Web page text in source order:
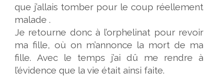
que j’allais tomber pour le coup réellement
malade .
Je retourne donc à l’orphelinat pour revoir
ma fille, où on m’annonce la mort de ma
fille. Avec le temps j’ai dû me rendre à
l’évidence que la vie était ainsi faite.